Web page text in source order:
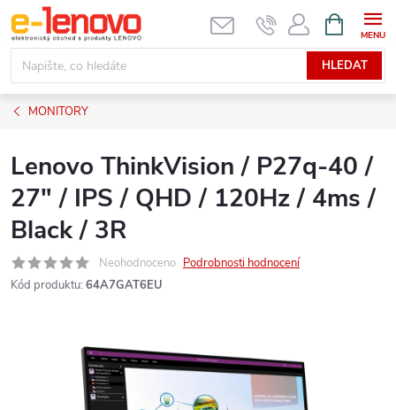
Přejít
na
obsah
HLEDAT
NÁKUPNÍ
KOŠÍK
MONITORY
Lenovo ThinkVision / P27q-40 /
27" / IPS / QHD / 120Hz / 4ms /
Black / 3R
Neohodnoceno Podrobnosti hodnocení
Kód produktu: 64A7GAT6EU